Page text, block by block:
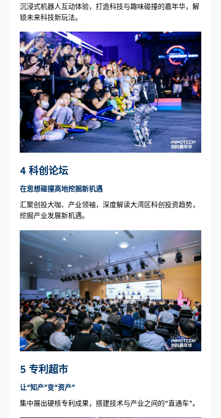
沉浸式机器人互动体验，打造科技与趣味碰撞的嘉年华，解
锁未来科技新玩法。
4 科创论坛
在思想碰撞高地挖掘新机遇
汇聚创投大咖、产业领袖，深度解读大湾区科创投资趋势，
挖掘产业发展新机遇。
5 专利超市
让“知产”变“资产”
集中展出硬核专利成果，搭建技术与产业之间的“直通车”。